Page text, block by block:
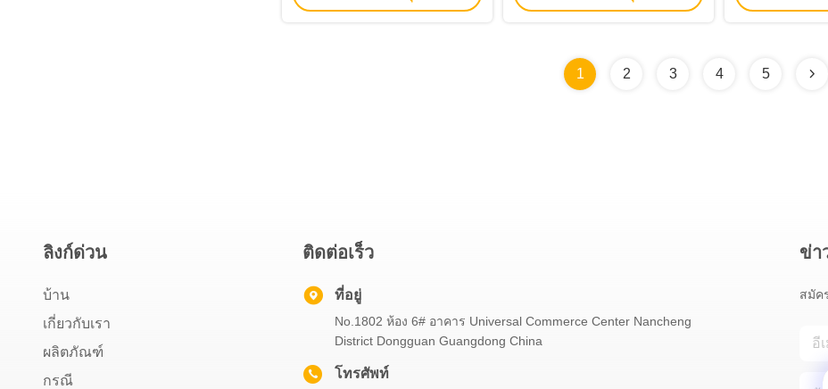
1 2 3 4 5
ลิงก์ด่วน
บ้าน
เกี่ยวกับเรา
ผลิตภัณฑ์
กรณี
ติดต่อเร็ว
ที่อยู่
No.1802 ห้อง 6# อาคาร Universal Commerce Center Nancheng
District Dongguan Guangdong China
โทรศัพท์
ข่า
สมัค